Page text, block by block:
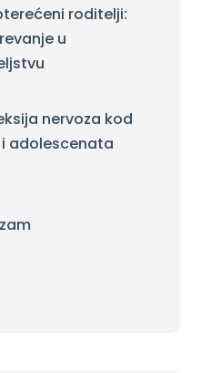
roditelji:
u
nervoza kod
adolescenata